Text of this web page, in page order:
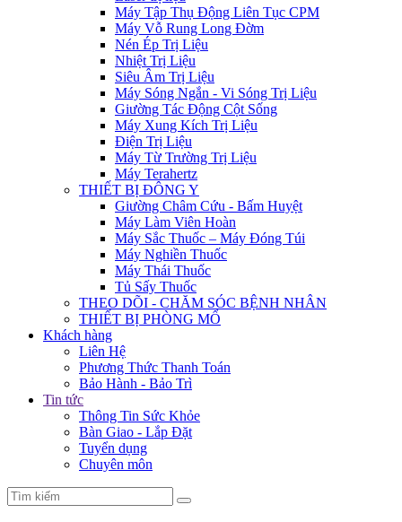
Máy Tập Thụ Động Liên Tục CPM
Máy Vỗ Rung Long Đờm
Nén Ép Trị Liệu
Nhiệt Trị Liệu
Siêu Âm Trị Liệu
Máy Sóng Ngắn - Vi Sóng Trị Liệu
Giường Tác Động Cột Sống
Máy Xung Kích Trị Liệu
Điện Trị Liệu
Máy Từ Trường Trị Liệu
Máy Terahertz
THIẾT BỊ ĐÔNG Y
Giường Châm Cứu - Bấm Huyệt
Máy Làm Viên Hoàn
Máy Sắc Thuốc – Máy Đóng Túi
Máy Nghiền Thuốc
Máy Thái Thuốc
Tủ Sấy Thuốc
THEO DÕI - CHĂM SÓC BỆNH NHÂN
THIẾT BỊ PHÒNG MỔ
Khách hàng
Liên Hệ
Phương Thức Thanh Toán
Bảo Hành - Bảo Trì
Tin tức
Thông Tin Sức Khỏe
Bàn Giao - Lắp Đặt
Tuyển dụng
Chuyên môn